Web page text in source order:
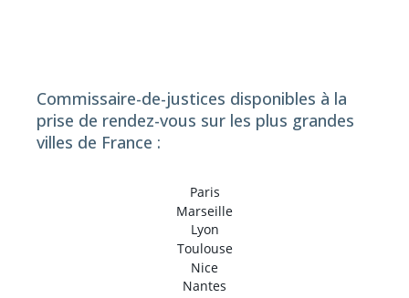
Commissaire-de-justices disponibles à la
prise de rendez-vous sur les plus grandes
villes de France :
Paris
Marseille
Lyon
Toulouse
Nice
Nantes